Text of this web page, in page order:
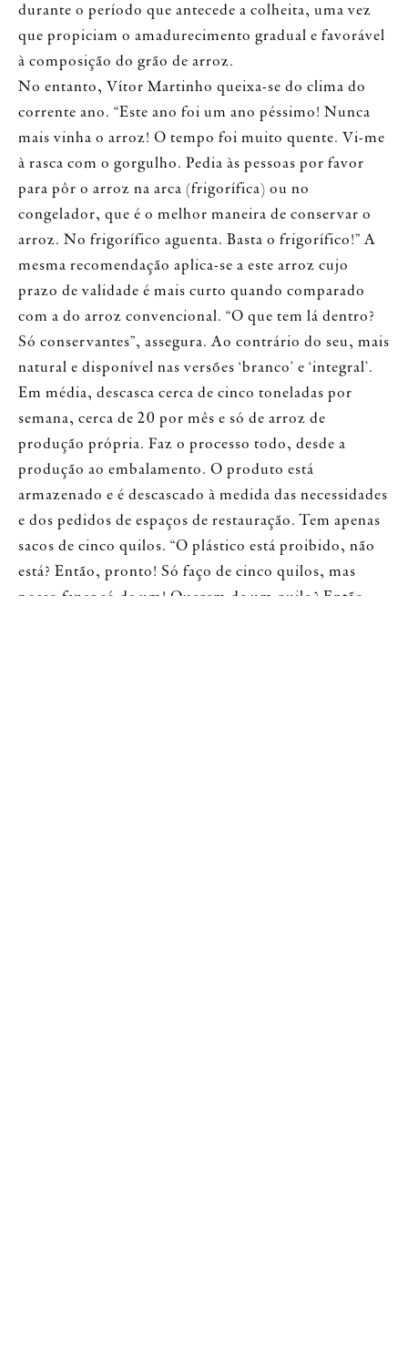
durante o período que antecede a colheita, uma vez
que propiciam o amadurecimento gradual e favorável
à composição do grão de arroz.
No entanto, Vítor Martinho queixa-se do clima do
corrente ano. “Este ano foi um ano péssimo! Nunca
mais vinha o arroz! O tempo foi muito quente. Vi-me
à rasca com o gorgulho. Pedia às pessoas por favor
para pôr o arroz na arca (frigorífica) ou no
congelador, que é o melhor maneira de conservar o
arroz. No frigorífico aguenta. Basta o frigorífico!” A
mesma recomendação aplica-se a este arroz cujo
prazo de validade é mais curto quando comparado
com a do arroz convencional. “O que tem lá dentro?
Só conservantes”, assegura. Ao contrário do seu, mais
natural e disponível nas versões ‘branco’ e ‘integral’.
Em média, descasca cerca de cinco toneladas por
semana, cerca de 20 por mês e só de arroz de
produção própria. Faz o processo todo, desde a
produção ao embalamento. O produto está
armazenado e é descascado à medida das necessidades
e dos pedidos de espaços de restauração. Tem apenas
sacos de cinco quilos. “O plástico está proibido, não
está? Então, pronto! Só faço de cinco quilos, mas
posso fazer só de um! Querem de um quilo? Então